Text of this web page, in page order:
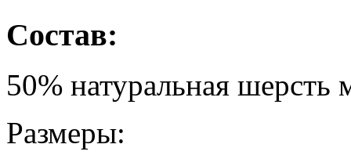
Состав:
50% натуральная
Размеры: